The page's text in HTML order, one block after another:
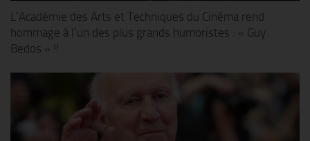
L’Académie des Arts et Techniques du Cinéma rend
hommage à l’un des plus grands humoristes : « Guy
Bedos » !!